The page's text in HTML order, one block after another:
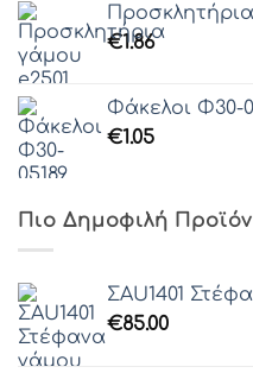
Προσκλητήρια
€1.86
Φάκελοι Φ30-
€1.05
Πιο Δημοφιλή
ΣAU1401
€85.00